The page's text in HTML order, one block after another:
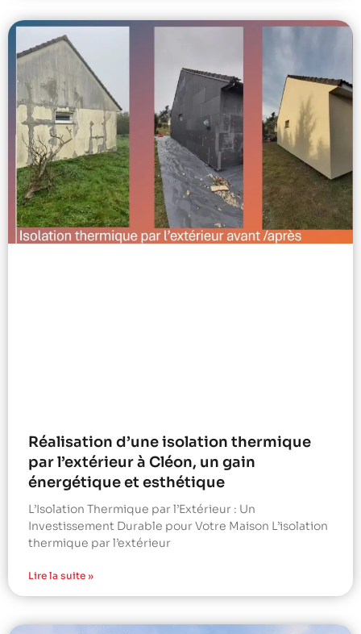
Réalisation d’une isolation thermique
par l’extérieur à Cléon, un gain
énergétique et esthétique
L’Isolation Thermique par l’Extérieur : Un
Investissement Durable pour Votre Maison L’isolation
thermique par l’extérieur
Lire la suite »